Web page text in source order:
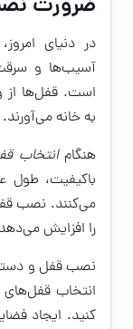
ضرورت
در دنیای
آسیب‌ها و
است. قفل‌ها از
به خانه می‌آورند.
هنگامانتخاب
باکیفیت، طول
می‌کنند. نصب
را افزایش
نصب قفل و
انتخاب قفل‌های
کنید. ایجاد